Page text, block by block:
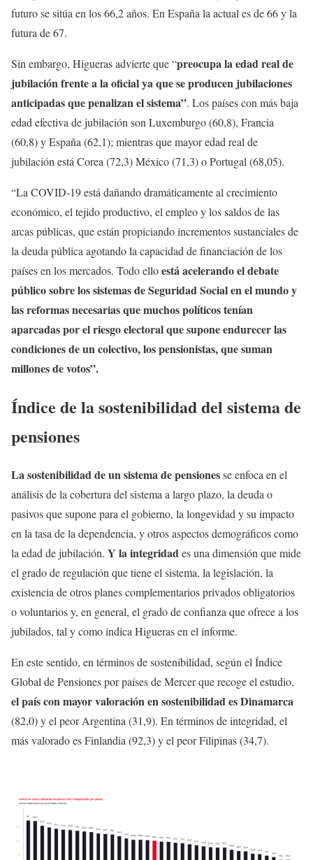
futuro se sitúa en los 66,2 años. En España la actual es de 66 y la
futura de 67.
Sin embargo, Higueras advierte que “preocupa la edad real de
jubilación frente a la oficial ya que se producen jubilaciones
anticipadas que penalizan el sistema”. Los países con más baja
edad efectiva de jubilación son Luxemburgo (60,8), Francia
(60,8) y España (62,1); mientras que mayor edad real de
jubilación está Corea (72,3) México (71,3) o Portugal (68,05).
“La COVID-19 está dañando dramáticamente al crecimiento
económico, el tejido productivo, el empleo y los saldos de las
arcas públicas, que están propiciando incrementos sustanciales de
la deuda pública agotando la capacidad de financiación de los
países en los mercados. Todo elloestá acelerando el debate
público sobre los sistemas de Seguridad Social en el mundo y
las reformas necesarias que muchos políticos tenían
aparcadas por el riesgo electoral que supone endurecer las
condiciones de un colectivo, los pensionistas, que suman
millones de votos”.
Índice de la sostenibilidad del sistema de
pensiones
La sostenibilidad de un sistema de pensionesse enfoca en el
análisis de la cobertura del sistema a largo plazo, la deuda o
pasivos que supone para el gobierno, la longevidad y su impacto
en la tasa de la dependencia, y otros aspectos demográficos como
la edad de jubilación. Y la integridades una dimensión que mide
el grado de regulación que tiene el sistema, la legislación, la
existencia de otros planes complementarios privados obligatorios
o voluntarios y, en general, el grado de confianza que ofrece a los
jubilados, tal y como indica Higueras en el informe.
En este sentido, en términos de sostenibilidad, según el Índice
Global de Pensiones por países de Mercer que recoge el estudio,
el país con mayor valoración en sostenibilidad es Dinamarca
(82,0) y el peor Argentina (31,9). En términos de integridad, el
más valorado es Finlandia (92,3) y el peor Filipinas (34,7).